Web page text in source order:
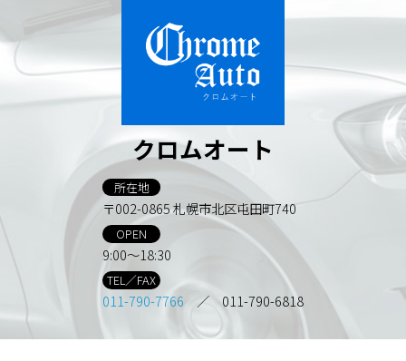
クロムオート
所在地
〒002-0865 札幌市北区屯田町740
OPEN
9:00～18:30
TEL／FAX
011-790-7766 ／ 011-790-6818